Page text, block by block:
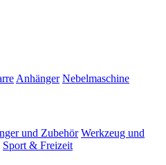
Anhänger Nebelmaschine
und Zubehör Werkzeug und
Sport & Freizeit